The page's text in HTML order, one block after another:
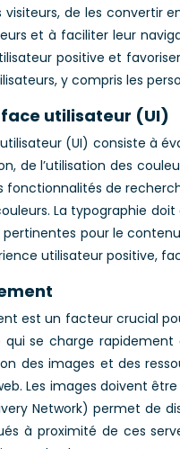
visiteurs, de les convertir
et à faciliter leur
positive et
y compris les
utilisateur (UI)
utilisateur (UI) consiste à
de l’utilisation des
de
La typographie
pour le
utilisateur positive,
est un facteur crucial
qui se charge
des images et des
Les images doivent
Network) permet de
à proximité de ces